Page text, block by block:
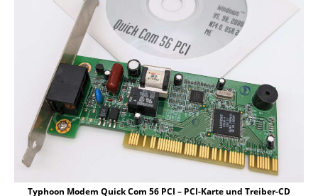
Typhoon Modem Quick Com 56 PCI – PCI-Karte und Treiber-CD